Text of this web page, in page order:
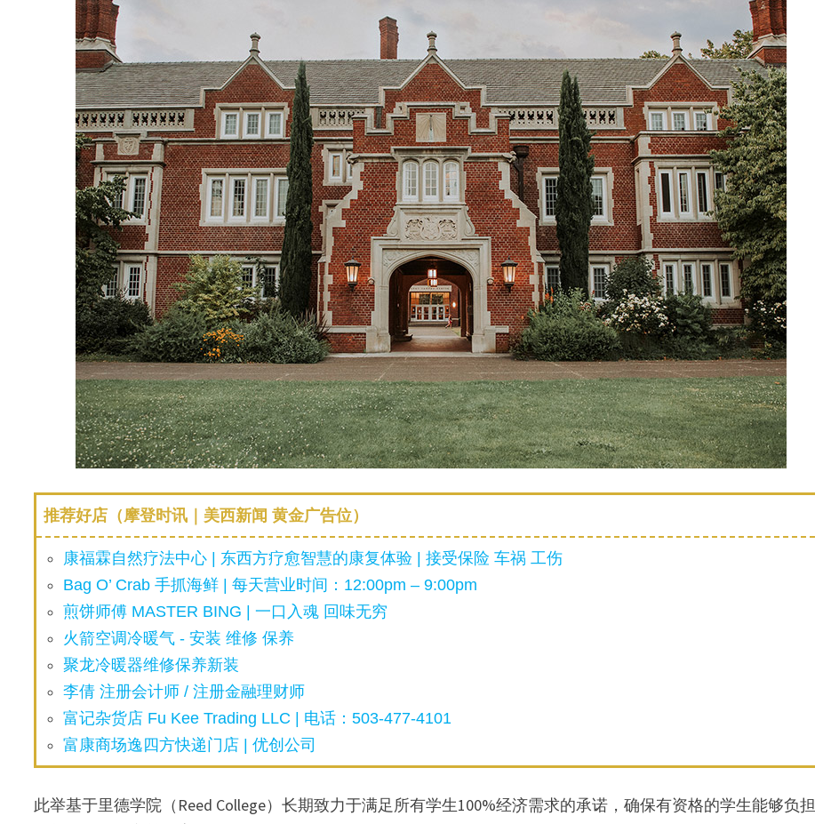
推荐好店（摩登时讯｜美西新闻 黄金广告位）
康福霖自然疗法中心 | 东西方疗愈智慧的康复体验 | 接受保险 车祸 工伤
Bag O’ Crab 手抓海鲜 | 每天营业时间：12:00pm – 9:00pm
煎饼师傅 MASTER BING | 一口入魂 回味无穷
火箭空调冷暖气 - 安装 维修 保养
聚龙冷暖器维修保养新装
李倩 注册会计师 / 注册金融理财师
富记杂货店 Fu Kee Trading LLC | 电话：503-477-4101
富康商场逸四方快递门店 | 优创公司
此举基于里德学院（Reed College）长期致力于满足所有学生100%经济需求的承诺，确保有资格的学生能够负担